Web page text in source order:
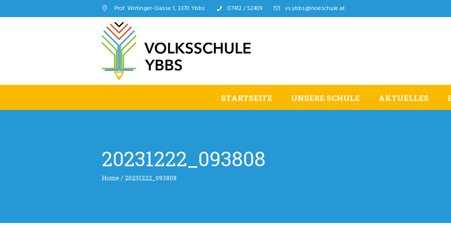
Prof. Wirtinger-Gasse 1, 3370 Ybbs 07412 / 52409 vs.ybbs@noeschule.at
STARTSEITE UNSERE SCHULE AKTUELLES
20231222_093808
Home / 20231222_093808